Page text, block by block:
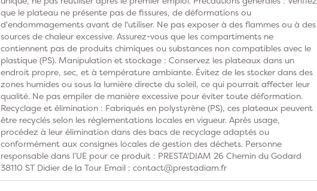
que le plateau ne présente pas de fissures, de déformations ou
d'endommagements avant de l'utiliser. Ne pas exposer à des flammes ou à des
sources de chaleur excessive. Assurez-vous que les compartiments ne
contiennent pas de produits chimiques ou substances non compatibles avec le
plastique (PS). Manipulation et stockage : Conservez les plateaux dans un
endroit propre, sec, et à température ambiante. Évitez de les stocker dans des
zones humides ou sous la lumière directe du soleil, ce qui pourrait affecter leur
qualité. Ne pas empiler de manière excessive pour éviter toute déformation.
Recyclage et élimination : Fabriqués en polystyrène (PS), ces plateaux peuvent
être recyclés selon les réglementations locales en vigueur. Après usage,
procédez à leur élimination dans des bacs de recyclage adaptés ou
conformément aux consignes locales de gestion des déchets. Personne
responsable dans l’UE pour ce produit : PRESTA'DIAM 26 Chemin du Godard
38110 ST Didier de la Tour Email : contact@prestadiam.fr